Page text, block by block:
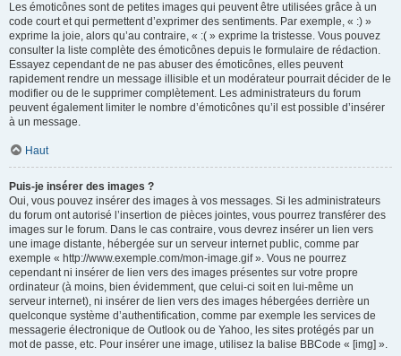
Les émoticônes sont de petites images qui peuvent être utilisées grâce à un
code court et qui permettent d’exprimer des sentiments. Par exemple, « :) »
exprime la joie, alors qu’au contraire, « :( » exprime la tristesse. Vous pouvez
consulter la liste complète des émoticônes depuis le formulaire de rédaction.
Essayez cependant de ne pas abuser des émoticônes, elles peuvent
rapidement rendre un message illisible et un modérateur pourrait décider de le
modifier ou de le supprimer complètement. Les administrateurs du forum
peuvent également limiter le nombre d’émoticônes qu’il est possible d’insérer
à un message.
Haut
Puis-je insérer des images ?
Oui, vous pouvez insérer des images à vos messages. Si les administrateurs
du forum ont autorisé l’insertion de pièces jointes, vous pourrez transférer des
images sur le forum. Dans le cas contraire, vous devrez insérer un lien vers
une image distante, hébergée sur un serveur internet public, comme par
exemple « http://www.exemple.com/mon-image.gif ». Vous ne pourrez
cependant ni insérer de lien vers des images présentes sur votre propre
ordinateur (à moins, bien évidemment, que celui-ci soit en lui-même un
serveur internet), ni insérer de lien vers des images hébergées derrière un
quelconque système d’authentification, comme par exemple les services de
messagerie électronique de Outlook ou de Yahoo, les sites protégés par un
mot de passe, etc. Pour insérer une image, utilisez la balise BBCode « [img] ».